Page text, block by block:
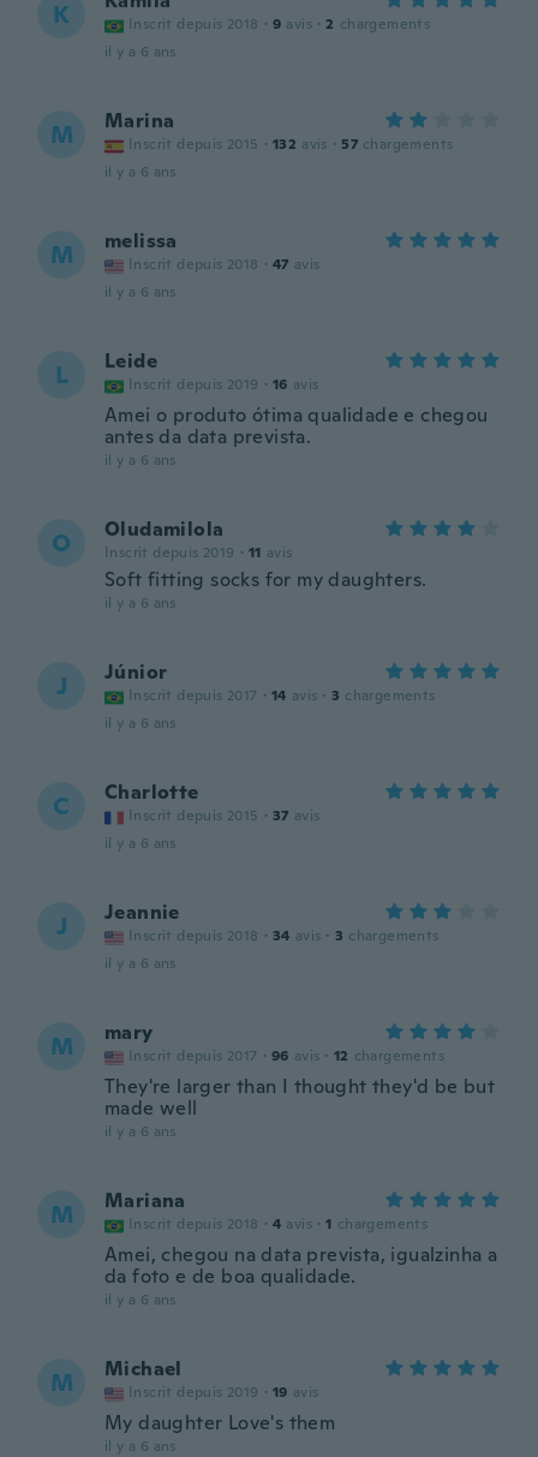
K Inscrit depuis 2018 · 9 avis · 2 chargements
il y a 6 ans
M Marina
Inscrit depuis 2015 · 132 avis · 57 chargements
il y a 6 ans
M melissa
Inscrit depuis 2018 · 47 avis
il y a 6 ans
L Leide
Inscrit depuis 2019 · 16 avis
Amei o produto ótima qualidade e chegou
antes da data prevista.
il y a 6 ans
O Oludamilola
Inscrit depuis 2019 · 11 avis
Soft fitting socks for my daughters.
il y a 6 ans
J Júnior
Inscrit depuis 2017 · 14 avis · 3 chargements
il y a 6 ans
C Charlotte
Inscrit depuis 2015 · 37 avis
il y a 6 ans
J Jeannie
Inscrit depuis 2018 · 34 avis · 3 chargements
il y a 6 ans
M mary
Inscrit depuis 2017 · 96 avis · 12 chargements
They're larger than I thought they'd be but
made well
il y a 6 ans
M Mariana
Inscrit depuis 2018 · 4 avis · 1 chargements
Amei, chegou na data prevista, igualzinha a
da foto e de boa qualidade.
il y a 6 ans
M Michael
Inscrit depuis 2019 · 19 avis
My daughter Love's them
il y a 6 ans